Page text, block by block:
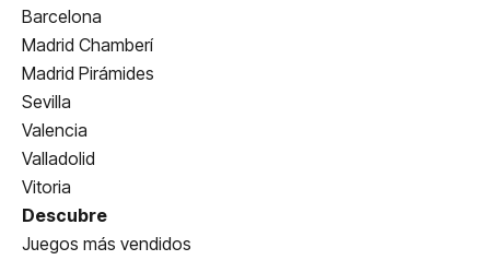
Barcelona
Madrid Chamberí
Madrid Pirámides
Sevilla
Valencia
Valladolid
Vitoria
Descubre
Juegos más vendidos